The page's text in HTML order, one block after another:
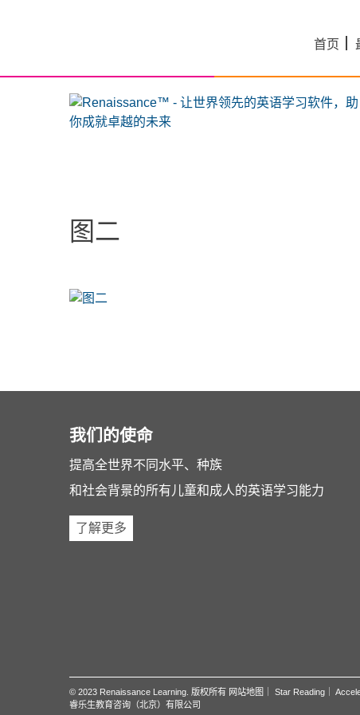
首页
图二
我们的使命
提高全世界不同水平、种族
和社会背景的所有儿童和成人的英语学习能力
了解更多
© 2023 Renaissance Learning. 版权所有 网站地图 Star Reading
睿乐生教育咨询（北京）有限公司